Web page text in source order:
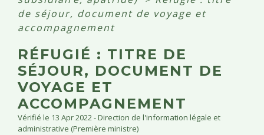
de séjour, document de voyage et
accompagnement
RÉFUGIÉ : TITRE DE
SÉJOUR, DOCUMENT DE
VOYAGE ET
ACCOMPAGNEMENT
Vérifié le 13 Apr 2022 - Direction de l'information légale et
administrative (Première ministre)